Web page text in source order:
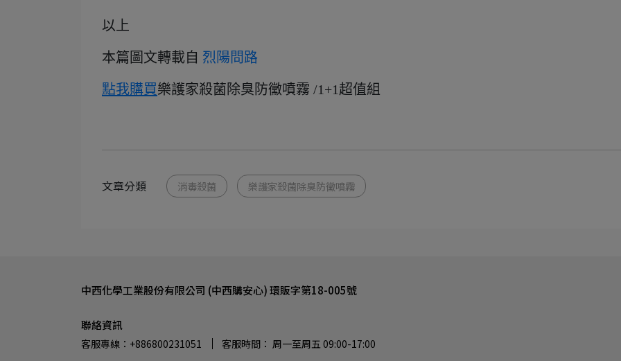
以上
本篇圖文轉載自 烈陽問路
點我購買樂護家殺菌除臭防黴噴霧 /1+1超值組
文章分類 消毒殺菌 樂護家殺菌除臭防黴噴霧
中西化學工業股份有限公司 (中西購安心) 環販字第18-005號
聯絡資訊
客服專線：+886800231051 客服時間： 周一至周五 09:00-17:00